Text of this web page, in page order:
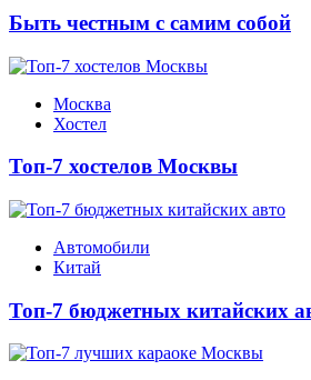
Быть честным с самим собой
Москва
Хостел
Топ-7 хостелов Москвы
Автомобили
Китай
Топ-7 бюджетных китайских